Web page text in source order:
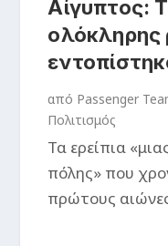
Αίγυπτος:
ολόκληρης
από Passenger
Πολιτισμός
Τα ερείπια
πόλης» που
πρώτους